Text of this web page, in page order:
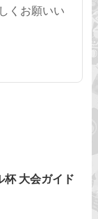
くお願いい
杯 大会ガイド